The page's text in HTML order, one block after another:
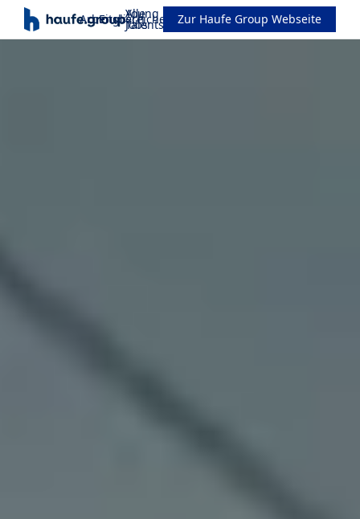
Alle
Jobs
Arbeitsbereiche
Young
Talents
Englisch Zur Haufe Group Webseite